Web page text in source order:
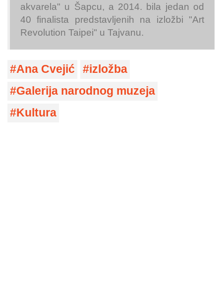
akvarela" u Šapcu, a 2014. bila jedan od
40 finalista predstavljenih na izložbi "Art
Revolution Taipei" u Tajvanu.
Ana Cvejić
izložba
Galerija narodnog muzeja
Kultura